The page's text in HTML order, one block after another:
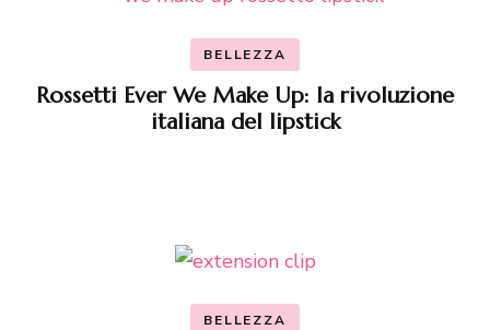
BELLEZZA
Rossetti Ever We Make Up: la rivoluzione
italiana del lipstick
BELLEZZA